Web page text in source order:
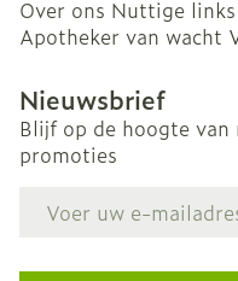
Over ons Nuttige links
Apotheker van wacht
Nieuwsbrief
Blijf op de hoogte
promoties